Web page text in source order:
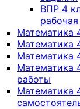
ВПР 4
Математика
Математика
Математика
Математика
работы
Математика